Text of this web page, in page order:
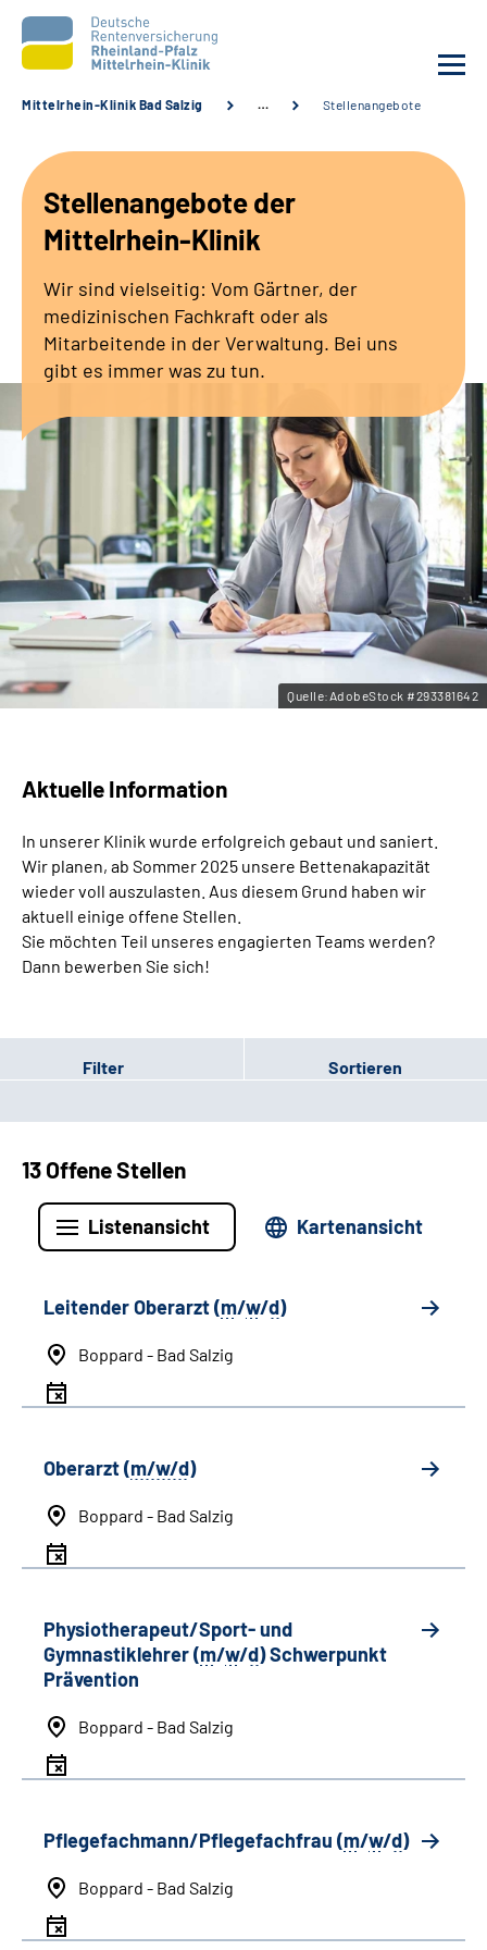
Unsere Angebote
Karriere
Zuweisende &
Leichte Sprache
Gebärdensprache
Mittelrhein-Klinik Bad Salzig … Stellenangebote
Stellenangebote der
Mittelrhein-Klinik
Wir sind vielseitig: Vom Gärtner, der
medizinischen Fachkraft oder als
Mitarbeitende in der Verwaltung. Bei uns
gibt es immer was zu tun.
Quelle:AdobeStock #293381642
Aktuelle Information
In unserer Klinik wurde erfolgreich gebaut und saniert.
Wir planen, ab Sommer 2025 unsere Bettenakapazität
wieder voll auszulasten. Aus diesem Grund haben wir
aktuell einige offene Stellen.
Sie möchten Teil unseres engagierten Teams werden?
Dann bewerben Sie sich!
Filter Sortieren
13 Offene Stellen
Listenansicht Kartenansicht
Leitender Oberarzt (m/w/d)
Boppard - Bad Salzig
Oberarzt (m/w/d)
Boppard - Bad Salzig
Physiotherapeut/Sport- und
Gymnastiklehrer (m/w/d) Schwerpunkt
Prävention
Boppard - Bad Salzig
Pflegefachmann/Pflegefachfrau (m/w/d)
Boppard - Bad Salzig